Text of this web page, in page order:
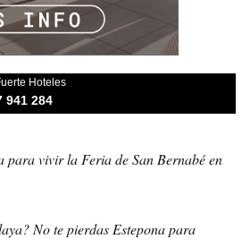
Hoteles
941 284
para vivir la Feria de San Bernabé en
No te pierdas Estepona para